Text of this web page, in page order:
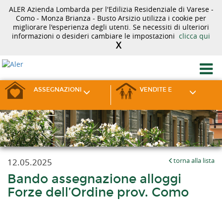
ALER Azienda Lombarda per l'Edilizia Residenziale di Varese -
Como - Monza Brianza - Busto Arsizio utilizza i cookie per
migliorare l'esperienza degli utenti. Se necessiti di ulteriori
informazioni o desideri cambiare le impostazioni clicca qui
X
ASSEGNAZIONI VENDITE E
12.05.2025 torna alla lista
Bando assegnazione alloggi
Forze dell’Ordine prov. Como